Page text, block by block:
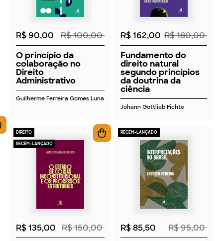
R$ 90,00
R$ 100,00
O princípio da
colaboração no
Direito
Administrativo
Guilherme Ferreira Gomes Luna
R$ 162,00 R$ 180,00
Fundamento do
direito natural
segundo princípios
da doutrina da
ciência
Johann Gottlieb Fichte
DIREITO
RECÉM-LANÇADO
2026
R$ 135,00 R$ 150,00
RECÉM-LANÇADO
2026
R$ 85,50
R$ 95,00